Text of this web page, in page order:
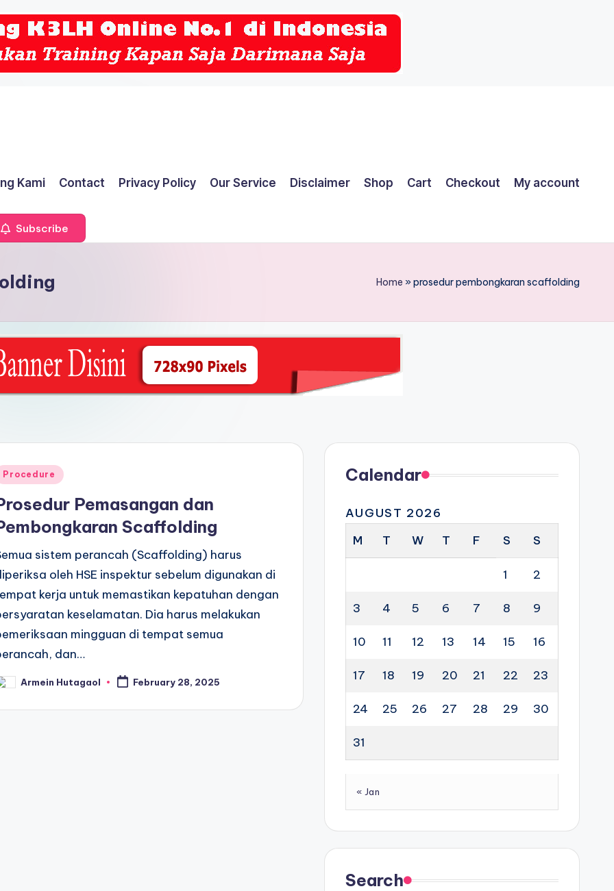
Kami Contact Privacy Policy Our Service Disclaimer Shop Cart Checkout My account
Subscribe
Home »prosedur pembongkaran scaffolding
Procedure
Pemasangan dan
Scaffolding
sistem perancah (Scaffolding) harus
oleh HSE inspektur sebelum digunakan di
kerja untuk memastikan kepatuhan dengan
keselamatan. Dia harus melakukan
mingguan di tempat semua
dan…
Armein Hutagaol February 28, 2025
Calendar
AUGUST 2026
M
T W T F S S
1 2
3 4 5 6 7 8 9
10 11 12 13 14 15 16
17 18 19 20 21 22 23
24 25 26 27 28 29 30
31
« Jan
Search